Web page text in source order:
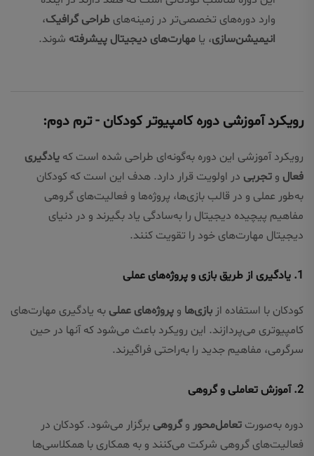
وارد دوره‌های تخصصی‌تر در زمینه‌های طراحی گرافیک،
انیمیشن‌سازی، یا مهارت‌های دیجیتال پیشرفته شوند.
رویکرد آموزشی دوره کامپیوتر کودکان - ترم دوم:
رویکرد آموزشی این دوره به‌گونه‌ای طراحی شده است که یادگیری
فعال و تجربی در اولویت قرار دارد. هدف این است که کودکان
به‌طور عملی و در قالب بازی‌ها، پروژه‌ها و فعالیت‌های گروهی
مفاهیم پیچیده دیجیتال را به‌سادگی یاد بگیرند و در دنیای
دیجیتال مهارت‌های خود را تقویت کنند.
1. یادگیری از طریق بازی و پروژه‌های عملی
کودکان با استفاده از بازی‌ها و پروژه‌های عملی به یادگیری مهارت‌های
کامپیوتری می‌پردازند. این رویکرد باعث می‌شود که آنها در حین
سرگرمی، مفاهیم جدید را به‌راحتی فراگیرند.
2. آموزش تعاملی و گروهی
دوره به‌صورت تعامل‌محور وگروهی برگزار می‌شود. کودکان در
فعالیت‌های گروهی شرکت می‌کنند و به همکاری با همکلاسی‌ها